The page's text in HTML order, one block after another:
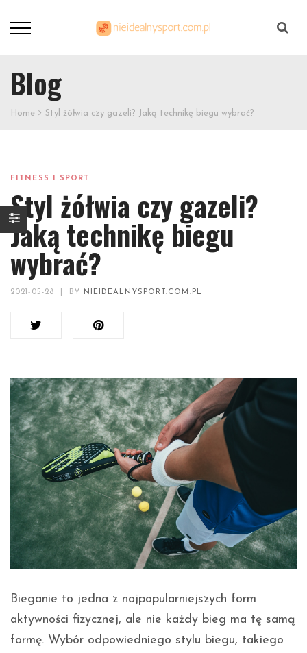
Blog
Home Styl żółwia czy gazeli? Jaką technikę biegu wybrać?
FITNESS I SPORT
Styl żółwia czy gazeli?
Jaką technikę biegu
wybrać?
2021-05-28 BY NIEIDEALNYSPORT.COM.PL
Bieganie to jedna z najpopularniejszych form
aktywności fizycznej, ale nie każdy bieg ma tę samą
formę. Wybór odpowiedniego stylu biegu, takiego